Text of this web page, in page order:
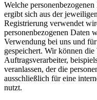
Welche
ergibt sich aus der
Registrierung verwendet
personenbezogenen Daten
Verwendung bei uns und
gespeichert. Wir können
Auftragsverarbeiter,
veranlassen, der die
ausschließlich für eine
nutzt.